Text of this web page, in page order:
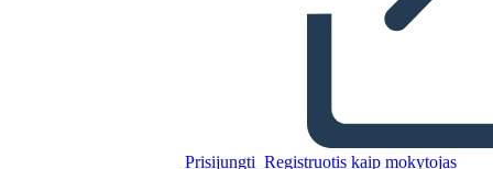
Prisijungti Registruotis kaip mokytojas